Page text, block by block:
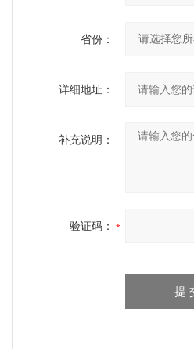
省份：
详细地址：
补充说明：
验证码：